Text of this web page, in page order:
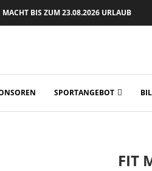
MACHT BIS ZUM 23.08.2026 URLAUB
SPORTANGEBOT
FIT